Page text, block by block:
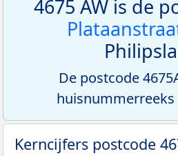
4675 AW is de
De postcode
huisnummerreeks
Kerncijfers postcode